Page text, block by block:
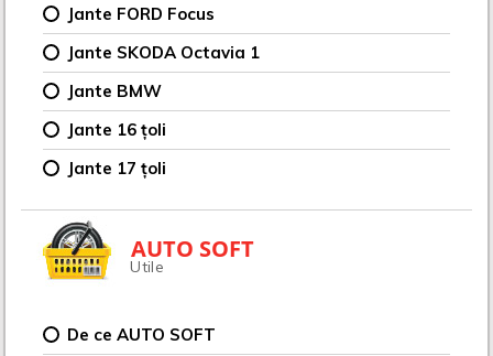
Jante FORD Focus
Jante SKODA Octavia 1
Jante BMW
Jante 16 țoli
Jante 17 țoli
AUTO SOFT
Utile
De ce AUTO SOFT